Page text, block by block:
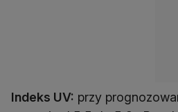
Indeks UV: przy